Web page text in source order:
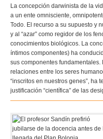
La concepción darwinista de la
a un ente omnisciente,
Todo. El recurso a su supuesto y
y al “azar” como regidor de los
conocimientos biológicos. La
íntimos componentes) ha
sus componentes fundamentales.
relaciones entre los seres
“inscritos en nuestros genes”, ha
justificación “científica” de las